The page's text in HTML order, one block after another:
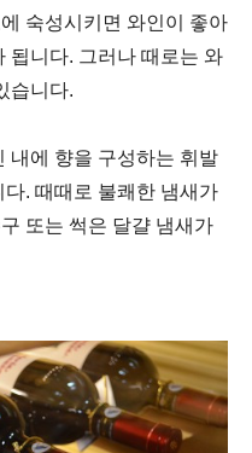
숙성시키면 와인이 좋아
됩니다. 그러나 때로는 와
습니다.
내에 향을 구성하는 휘발
. 때때로 불쾌한 냄새가
또는 썩은 달걀 냄새가